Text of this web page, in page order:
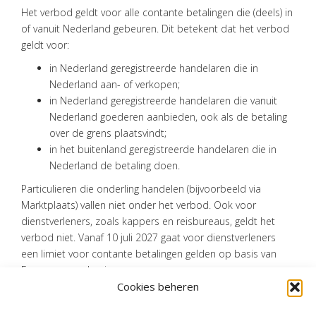
Cookies beheren
Het verbod geldt voor alle contante betalingen die (deels) in
of vanuit Nederland gebeuren. Dit betekent dat het verbod
geldt voor:
in Nederland geregistreerde handelaren die in
Nederland aan- of verkopen;
in Nederland geregistreerde handelaren die vanuit
Nederland goederen aanbieden, ook als de betaling
over de grens plaatsvindt;
in het buitenland geregistreerde handelaren die in
Nederland de betaling doen.
Particulieren die onderling handelen (bijvoorbeeld via
Marktplaats) vallen niet onder het verbod. Ook voor
dienstverleners, zoals kappers en reisbureaus, geldt het
verbod niet. Vanaf 10 juli 2027 gaat voor dienstverleners
een limiet voor contante betalingen gelden op basis van
Europese regelgeving.
Bron:Ministerie van Justitie en Veiligheid | wetswijziging | stb-2025-262 |